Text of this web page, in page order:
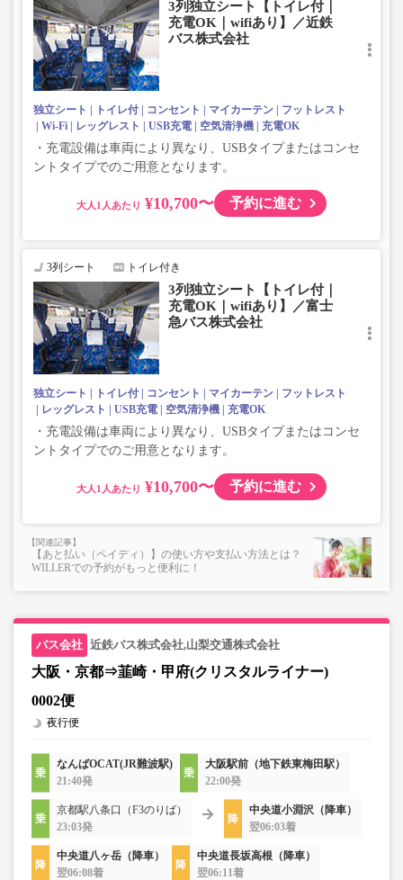
3列独立シート【トイレ付｜
充電OK｜wifiあり】／近鉄
バス株式会社
独立シート トイレ付 コンセント マイカーテン
フットレスト
Wi-Fi
レッグレスト USB充電 空気清浄機 充電OK
・充電設備は車両により異なり、USBタイプまたはコンセ
ントタイプでのご用意となります。
大人 ¥10,700〜 予約に進む
3列シート トイレ付き
3列独立シート【トイレ付｜
充電OK｜wifiあり】／富士
急バス株式会社
独立シート トイレ付 コンセント マイカーテン
フットレスト
レッグレスト
USB充電 空気清浄機 充電OK
・充電設備は車両により異なり、USBタイプまたはコンセ
ントタイプでのご用意となります。
大人 ¥10,700〜 予約に進む
【あと払い（ペイディ）】の使い方や支払い方法とは？
WILLERでの予約がもっと便利に！
近鉄バス株式会社,山梨交通株式会社
大阪・京都⇒韮崎・甲府(クリスタルライナー)
0002便
夜行便
なんばOCAT(JR難波駅)
21:40発
大阪駅前（地下鉄東梅田駅）
22:00発
京都駅八条口（F3のりば）
23:03発
中央道小淵沢（降車）
翌06:03着
中央道八ヶ岳（降車）
翌06:08着
中央道長坂高根（降車）
翌06:11着